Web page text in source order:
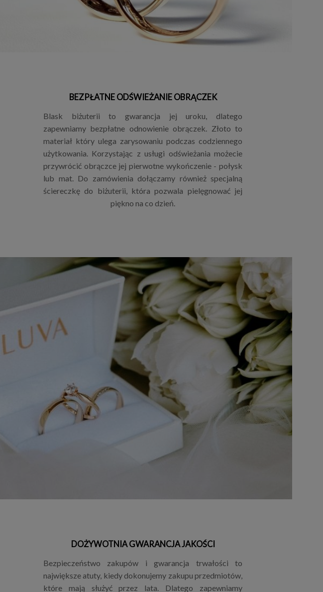
BEZPŁATNE ODŚWIEŻANIE OBRĄCZEK
Blask biżuterii to gwarancja jej uroku, dlatego
zapewniamy bezpłatne odnowienie obrączek. Złoto to
materiał który ulega zarysowaniu podczas codziennego
użytkowania. Korzystając z usługi odświeżania możecie
przywrócić obrączce jej pierwotne wykończenie - połysk
lub mat. Do zamówienia dołączamy również specjalną
ściereczkę do biżuterii, która pozwala pielęgnować jej
piękno na co dzień.
DOŻYWOTNIA GWARANCJA JAKOŚCI
Bezpieczeństwo zakupów i gwarancja trwałości to
największe atuty, kiedy dokonujemy zakupu przedmiotów,
które mają służyć przez lata. Dlatego zapewniamy